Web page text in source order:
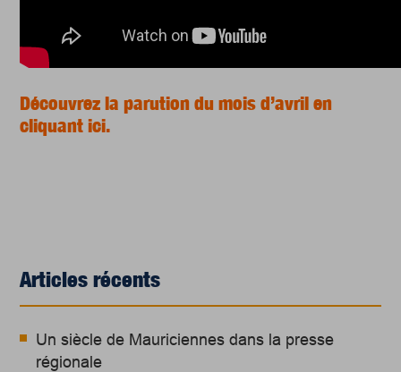
Découvrez la parution du mois d’avril en
cliquant ici.
Articles récents
Un siècle de Mauriciennes dans la presse
régionale